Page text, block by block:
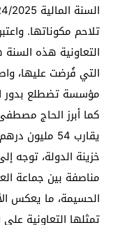
تلاحم مكوناتها.
التعاونية هذه
التي فُرضت عليها،
مؤسسة تضطلع بدور
كما أبرز الحاج
خزينة الدولة، توجه
مناصفة بين جماعة
الحسيمة، ما يعكس
تمثلها التعاونية